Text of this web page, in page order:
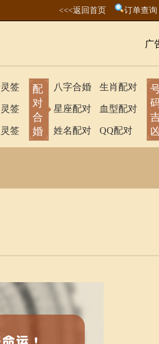
<<<返回首页 订单查询
广
签
签
签
配
对
合
婚
八字合婚
星座配对
姓名配对
生肖配对
血型配对
QQ配对
凶